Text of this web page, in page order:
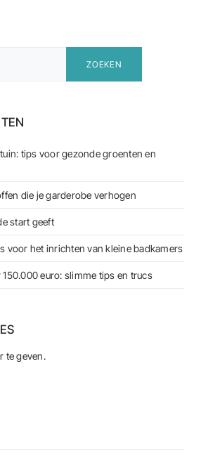
ZOEKEN
tips voor gezonde groenten en
die je garderobe verhogen
start geeft
voor het inrichten van kleine badkamers
euro: slimme tips en trucs
te geven.